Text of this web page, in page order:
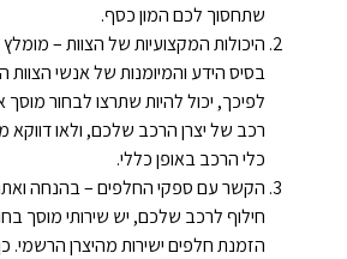
שתחסוך לכם המון כסף.
היכולות המקצועיות של הצוות –
בסיס הידע והמיומנות של אנשי
לפיכך, יכול להיות שתרצו לבחור
רכב של יצרן הרכב שלכם, ולאו
כלי הרכב באופן כללי.
הקשר עם ספקי החלפים – בהנחה
חילוף לרכב שלכם, יש שירותי מוסך
הזמנת חלפים ישירות מהיצרן הרשמי.